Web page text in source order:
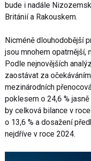
bude i nadále
Británií a Rakouskem.
Nicméně dlouhodobější
jsou mnohem opatrnější,
Podle nejnovějších
zaostávat za
mezinárodních
poklesem o 24,6 %
by celková bilance v
o 13,6 % a dosažení
nejdříve v roce 2024.